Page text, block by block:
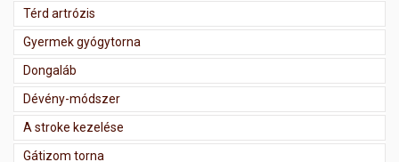
Térd artrózis
Gyermek gyógytorna
Dongaláb
Dévény-módszer
A stroke kezelése
Gátizom torna